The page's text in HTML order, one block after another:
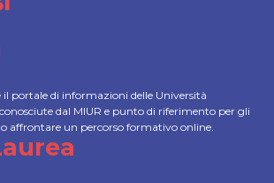
il portale di informazioni delle Università
dal MIUR e punto di riferimento per gli
affrontare un percorso formativo online.